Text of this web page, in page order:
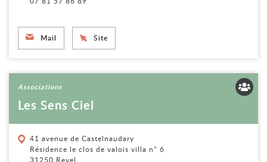
Mail Site
Associations
Les Sens Ciel
41 avenue de Castelnaudary
Résidence le clos de valois villa n° 6
31250 Revel